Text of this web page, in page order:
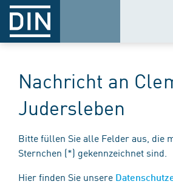
Nachricht an
Judersleben
Bitte füllen Sie alle Felder aus, die
Sternchen (*) gekennzeichnet sind.
Hier finden Sie unsere